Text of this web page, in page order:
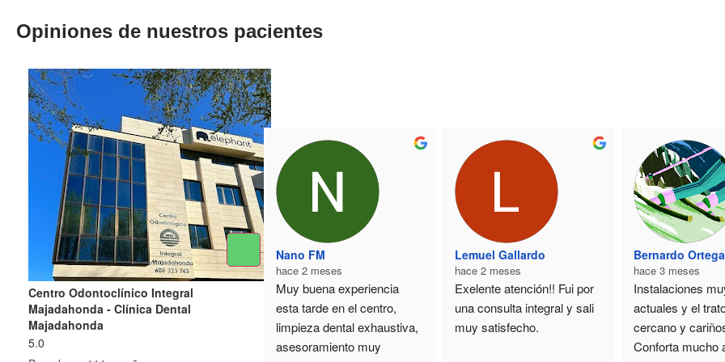
Opiniones de nuestros pacientes
Centro Odontoclínico Integral
Majadahonda - Clínica Dental
Majadahonda
5.0
Nano FM
hace 2 meses
Muy buena experiencia
esta tarde en el centro,
limpieza dental exhaustiva,
asesoramiento muy
Lemuel Gallardo
hace 2 meses
Exelente atención!! Fui por
una consulta integral y sali
muy satisfecho.
Bernardo Ortega
hace 3 meses
Instalaciones
actuales y el
cercano y
Conforta mucho